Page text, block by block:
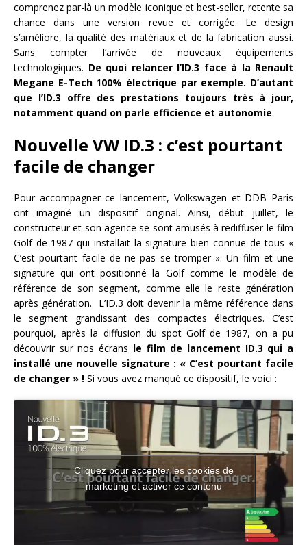
comprenez par-là un modèle iconique et best-seller, retente sa
chance dans une version revue et corrigée. Le design
s’améliore, la qualité des matériaux et de la fabrication aussi.
Sans compter l’arrivée de nouveaux équipements
technologiques. De quoi relancer l’ID.3 face à la Renault
Megane E-Tech 100% électrique par exemple. D’autant
que l’ID.3 offre des prestations toujours très à jour,
notamment quand on parle efficience et autonomie.
Nouvelle VW ID.3 : c’est pourtant
facile de changer
Pour accompagner ce lancement, Volkswagen et DDB Paris
ont imaginé un dispositif original. Ainsi, début juillet, le
constructeur et son agence se sont amusés à rediffuser le film
Golf de 1987 qui installait la signature bien connue de tous «
C’est pourtant facile de ne pas se tromper ». Un film et une
signature qui ont positionné la Golf comme le modèle de
référence de son segment, comme elle le reste génération
après génération. L’ID.3 doit devenir la même référence dans
le segment grandissant des compactes électriques. C’est
pourquoi, après la diffusion du spot Golf de 1987, on a pu
découvrir sur nos écrans le film de lancement ID.3 qui a
installé une nouvelle signature : « C’est pourtant facile
de changer » ! Si vous avez manqué ce dispositif, le voici :
Cliquez pour accepter les cookies de
marketing et activer ce contenu